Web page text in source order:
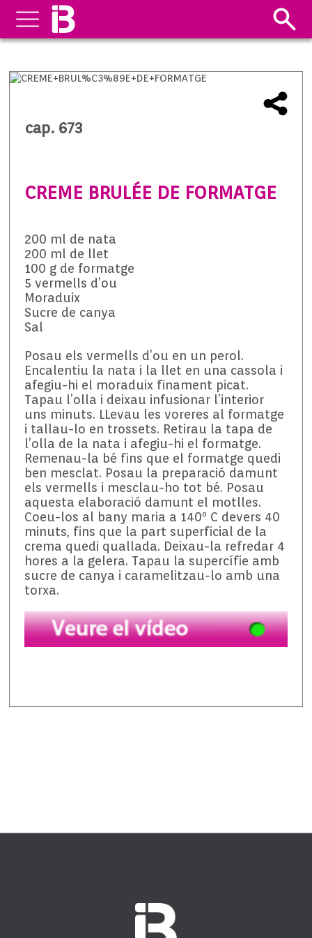
cap. 673
CREME BRULÉE DE FORMATGE
200 ml de nata
200 ml de llet
100 g de formatge
5 vermells d’ou
Moraduix
Sucre de canya
Sal
Posau els vermells d’ou en un perol.
Encalentiu la nata i la llet en una cassola i
afegiu-hi el moraduix finament picat.
Tapau l’olla i deixau infusionar l’interior
uns minuts. LLevau les voreres al formatge
i tallau-lo en trossets. Retirau la tapa de
l’olla de la nata i afegiu-hi el formatge.
Remenau-la bé fins que el formatge quedi
ben mesclat. Posau la preparació damunt
els vermells i mesclau-ho tot bé. Posau
aquesta elaboració damunt el motlles.
Coeu-los al bany maria a 140º C devers 40
minuts, fins que la part superficial de la
crema quedi quallada. Deixau-la refredar 4
hores a la gelera. Tapau la supercífie amb
sucre de canya i caramelitzau-lo amb una
torxa.